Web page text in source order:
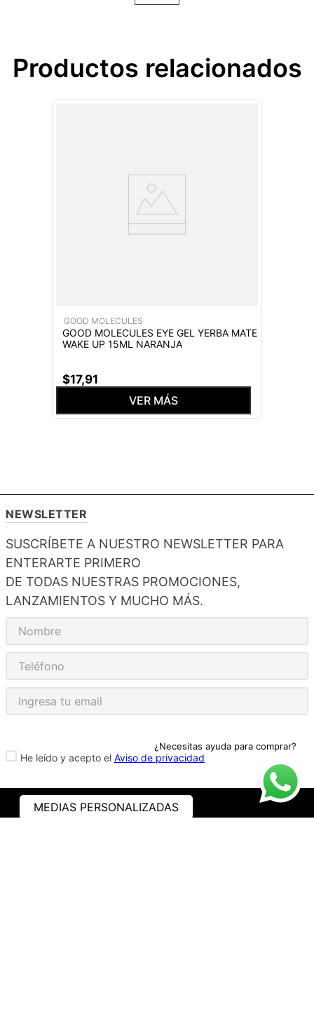
¿Necesitas ayuda para comprar?
Productos relacionados
GOOD MOLECULES
GOOD MOLECULES EYE GEL YERBA MATE
WAKE UP 15ML NARANJA
$17,91
VER MÁS
NEWSLETTER
SUSCRÍBETE A NUESTRO NEWSLETTER PARA
ENTERARTE PRIMERO
DE TODAS NUESTRAS PROMOCIONES,
LANZAMIENTOS Y MUCHO MÁS.
He leído y acepto el Aviso de privacidad
MEDIAS PERSONALIZADAS